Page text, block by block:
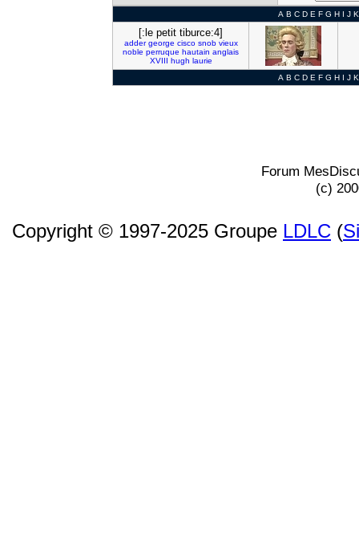
A B C D E F G H I J K
[:le petit tiburce:4]
adder george cisco snob vieux
noble perruque hautain anglais
XVIII hugh laurie
A B C D E F G H I J K
Forum
(c)
Copyright © 1997-2025 Groupe LDLC (